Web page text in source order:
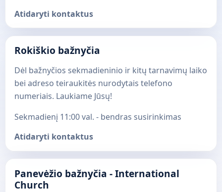
Atidaryti kontaktus
Rokiškio bažnyčia
Dėl bažnyčios sekmadieninio ir kitų tarnavimų laiko
bei adreso teiraukitės nurodytais telefono
numeriais. Laukiame Jūsų!
Sekmadienį 11:00 val. - bendras susirinkimas
Atidaryti kontaktus
Panevėžio bažnyčia - International
Church